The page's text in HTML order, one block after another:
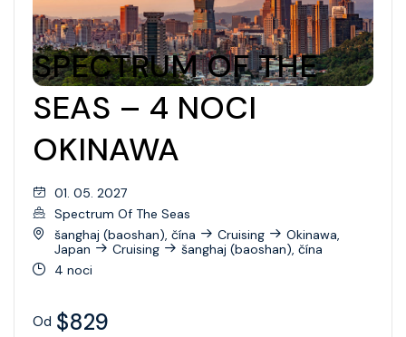
SPECTRUM OF THE
SEAS – 4 NOCI
OKINAWA
01. 05. 2027
Spectrum Of The Seas
šanghaj (baoshan), čína
Cruising
Okinawa,
Japan
Cruising
šanghaj (baoshan), čína
4 noci
Od $829